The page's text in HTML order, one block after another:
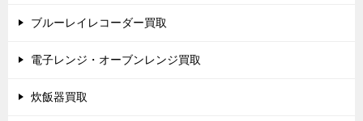
ブルーレイレコーダー買取
電子レンジ・オーブンレンジ買取
炊飯器買取